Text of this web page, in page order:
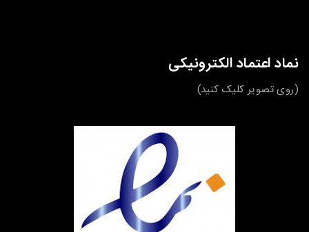
نماد اعتماد الکترونیکی
(روی تصویر کلیک کنید)